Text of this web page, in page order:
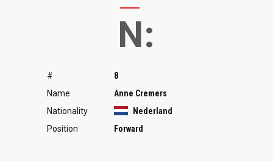
N:
#
8
Name
Anne Cremers
Nationality
Nederland
Position
Forward